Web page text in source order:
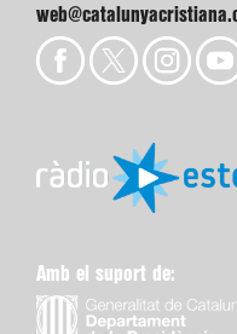
Amb el suport de: